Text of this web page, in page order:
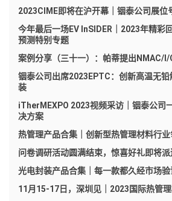
2023CIME即将在沪开幕｜铟泰公司展位
今年最后一场EV InSIDER｜2023年精彩
预测特别专题
案例分享（三十一）：帕蒂提出NMAC/I/
铟泰公司出席2023EPTC：创新高温无
装
iTherMEXPO 2023视频采访｜铟泰公司
决方案
热管理产品合集｜创新型热管理材料行
问卷调研活动圆满结束，惊喜好礼即将
光电封装产品合集｜每一款都久经市场验
11月15-17日，深圳见｜2023国际热管